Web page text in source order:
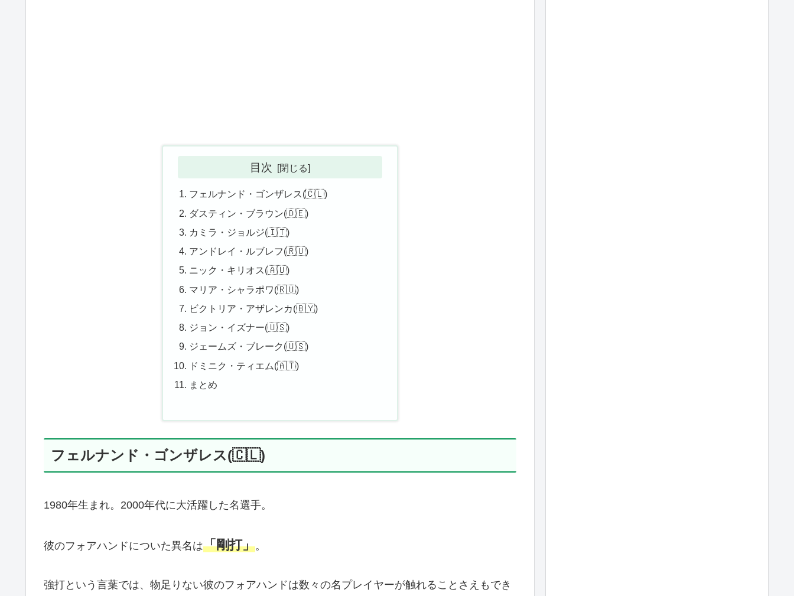
目次
フェルナンド・ゴンザレス(🇨🇱)
ダスティン・ブラウン(🇩🇪)
カミラ・ジョルジ(🇮🇹)
アンドレイ・ルブレフ(🇷🇺)
ニック・キリオス(🇦🇺)
マリア・シャラポワ(🇷🇺)
ビクトリア・アザレンカ(🇧🇾)
ジョン・イズナー(🇺🇸)
ジェームズ・ブレーク(🇺🇸)
ドミニク・ティエム(🇦🇹)
まとめ
フェルナンド・ゴンザレス(🇨🇱)
1980年生まれ。2000年代に大活躍した名選手。
彼のフォアハンドについた異名は「剛打」。
強打という言葉では、物足りない彼のフォアハンドは数々の名プレイヤーが触れることさえもでき